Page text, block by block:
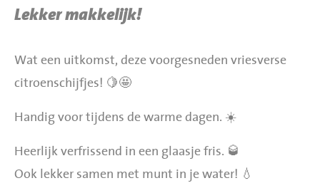
Lekker makkelijk!
Wat een uitkomst, deze voorgesneden vriesverse
citroenschijfjes! 🍋🤩
Handig voor tijdens de warme dagen. ☀️
Heerlijk verfrissend in een glaasje fris. 🥃
Ook lekker samen met munt in je water! 💧